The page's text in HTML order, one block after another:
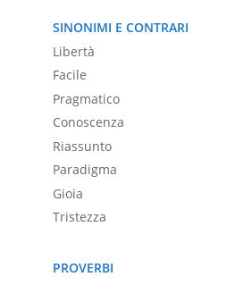
SINONIMI E CONTRARI
Libertà
Facile
Pragmatico
Conoscenza
Riassunto
Paradigma
Gioia
Tristezza
PROVERBI